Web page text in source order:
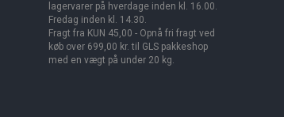
lagervarer på hverdage inden kl. 16.00.
Fredag inden kl. 14.30.
Fragt fra KUN 45,00 - Opnå fri fragt ved
køb over 699,00 kr. til GLS pakkeshop
med en vægt på under 20 kg.